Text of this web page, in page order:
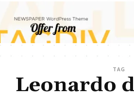
TAG
Leonardo